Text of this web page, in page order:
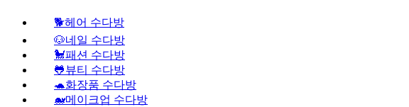
🐕헤어 수다방
🐶네일 수다방
🐩패션 수다방
🐸뷰티 수다방
🐢화장품 수다방
🐋메이크업 수다방